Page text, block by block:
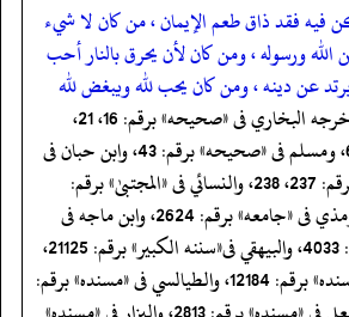
فقد ذاق طعم الإيمان ، من كان لا شيء
ورسوله ، ومن كان لأن يحرق بالنار أحب
عن دينه ، ومن كان يحب لله ويبغض لله
«صحيح ، وأخرجه البخاري فى «صحيحه» برقم: 16، 21،
6041، 6941، ومسلم فى «صحيحه» برقم: 43، وابن حبان فى
«صحيحه» برقم: 237، 238، والنسائي فى «المجتبیٰ» برقم:
4990، والترمذي فى «جامعه» برقم: 2624، وابن ماجه فى
«سننه» برقم: 4033، والبيهقي فى«سننه الكبير» برقم: 21125،
وأحمد فى «مسنده» برقم: 12184، والطيالسي فى «مسنده» برقم: